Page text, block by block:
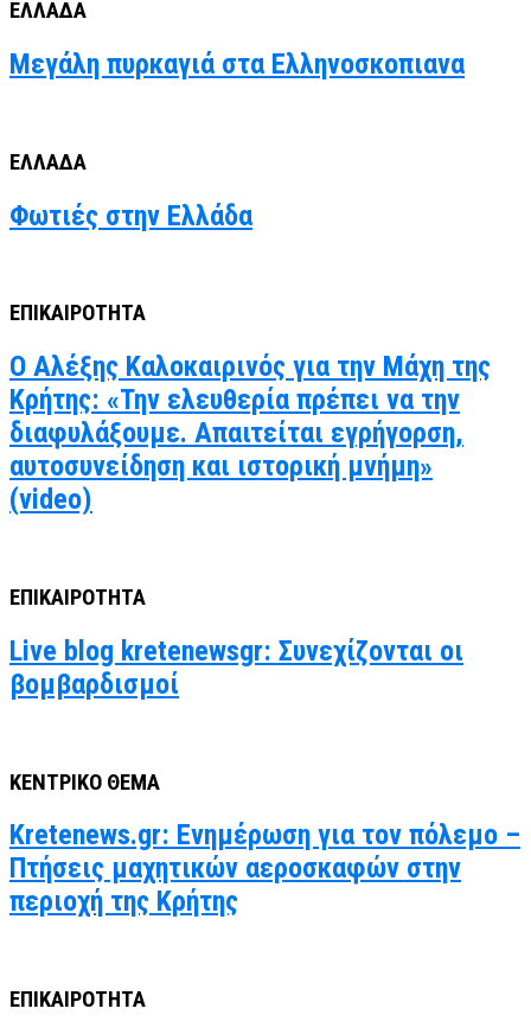
ΕΛΛΑΔΑ
Μεγάλη πυρκαγιά στα Ελληνοσκοπιανα
ΕΛΛΑΔΑ
Φωτιές στην Ελλάδα
ΕΠΙΚΑΙΡΟΤΗΤΑ
Ο Αλέξης Καλοκαιρινός για την Μάχη της
Κρήτης: «Την ελευθερία πρέπει να την
διαφυλάξουμε. Απαιτείται εγρήγορση,
αυτοσυνείδηση και ιστορική μνήμη»
(video)
ΕΠΙΚΑΙΡΟΤΗΤΑ
Live blog kretenewsgr: Συνεχίζονται οι
βομβαρδισμοί
ΚΕΝΤΡΙΚΟ ΘΕΜΑ
Kretenews.gr: Ενημέρωση για τον πόλεμο –
Πτήσεις μαχητικών αεροσκαφών στην
περιοχή της Κρήτης
ΕΠΙΚΑΙΡΟΤΗΤΑ